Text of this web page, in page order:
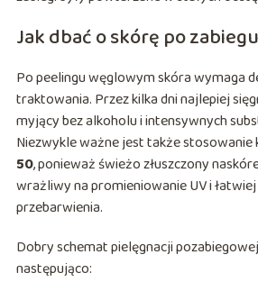
Jak dbać o skórę po
Po peelingu węglowym skóra wymaga
traktowania. Przez kilka dni najlepiej
myjący bez alkoholu i intensywnych
Niezwykle ważne jest także
50, ponieważ świeżo złuszczony
wrażliwy na promieniowanie UV i
przebarwienia.
Dobry schemat pielęgnacji
następująco: